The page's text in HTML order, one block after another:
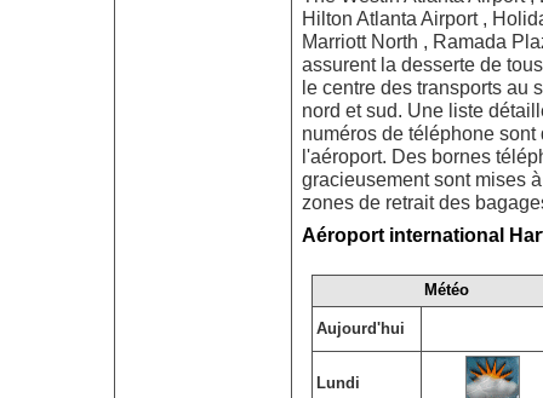
Hilton Atlanta Airport ,
Marriott North , Ramada
assurent la desserte de
le centre des transports au
nord et sud. Une liste
numéros de téléphone
l'aéroport. Des bornes
gracieusement sont mises
zones de retrait des
Aéroport international
Météo
Aujourd'hui
Lundi